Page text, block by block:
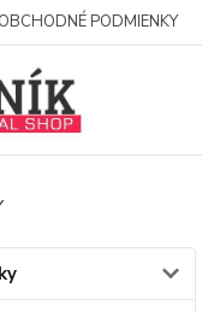
OBCHODNÉ PODMIENKY